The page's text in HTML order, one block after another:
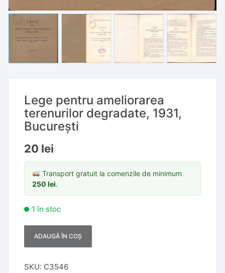
Lege pentru ameliorarea
terenurilor degradate, 1931,
București
20 lei
Transport gratuit la comenzile de minimum
250lei.
1 în stoc
ADAUGĂ ÎN COȘ
t
SKU: C3546